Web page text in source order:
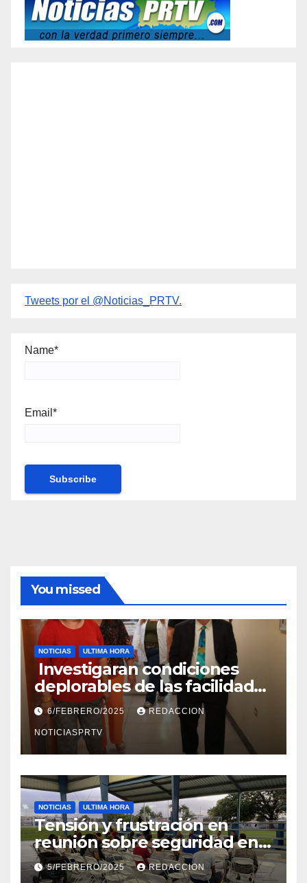
Tweets por el @Noticias_PRTV.
Name*
Email*
You missed
NOTICIAS ULTIMA HORA
Investigaran condiciones
deplorables de las facilidades
el Departamento de la Salud
en Mayagüez
6/FEBRERO/2025 REDACCION
NOTICIASPRTV
NOTICIAS ULTIMA HORA
Tensión y frustración en
reunión sobre seguridad en
Reparto Metropolitano
5/FEBRERO/2025 REDACCION